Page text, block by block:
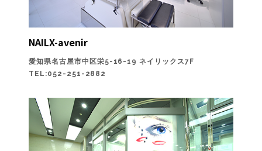
NAILX-avenir
愛知県名古屋市中区栄5-16-19 ネイリックス7F
TEL:052-251-2882